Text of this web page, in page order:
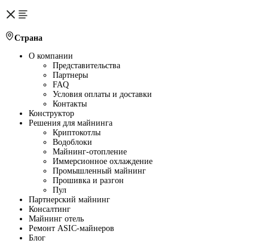
Страна
О компании
Представительства
Партнеры
FAQ
Условия оплаты и доставки
Контакты
Конструктор
Решения для майнинга
Криптокотлы
Водоблоки
Майнинг-отопление
Иммерсионное охлаждение
Промышленный майнинг
Прошивка и разгон
Пул
Партнерский майнинг
Консалтинг
Майнинг отель
Ремонт ASIC-майнеров
Блог